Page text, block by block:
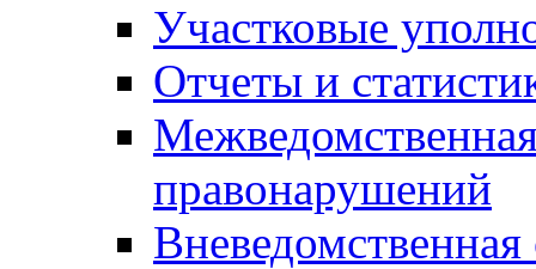
Участковые
Отчеты и
правонарушений
Вневедомственная